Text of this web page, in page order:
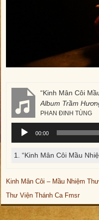
“Kinh Mân Côi
Album Trầm
PHAN ĐINH TÙNG
Trình
phát
thanh
00:00
1.“Kinh Mân Côi Mầu
Kinh Mân Côi – Mầu Nhiệm
Thư Viện Thánh Ca Fmsr